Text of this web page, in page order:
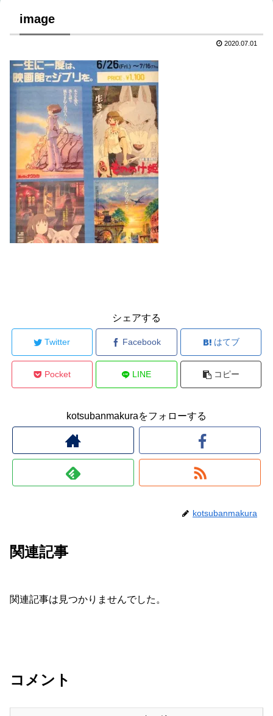
image
2020.07.01
シェアする
Twitter Facebook はてブ
Pocket LINE コピー
kotsubanmakuraをフォローする
kotsubanmakura
関連記事
関連記事は見つかりませんでした。
コメント